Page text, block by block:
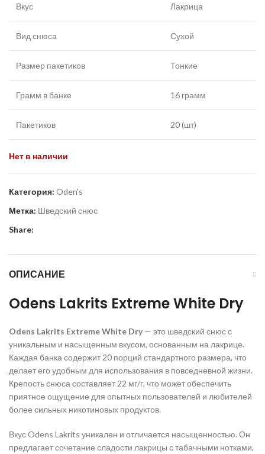
Вкус Лакрица
Вид снюса Сухой
Размер пакетиков Тонкие
Грамм в банке 16 грамм
Пакетиков 20 (шт)
Нет в наличии
Категория: Oden's
Метка: Шведский снюс
Share:
ОПИСАНИЕ
Odens Lakrits ExtremeWhite Dry
Odens Lakrits ExtremeWhite Dry — это шведский снюс с
уникальным и насыщенным вкусом, основанным на лакрице.
Каждая банка содержит 20 порций стандартного размера, что
делает его удобным для использования в повседневной жизни.
Крепость снюса составляет 22 мг/г, что может обеспечить
приятное ощущение для опытных пользователей и любителей
более сильных никотиновых продуктов.
Вкус Odens Lakrits уникален и отличается насыщенностью. Он
предлагает сочетание сладости лакрицы с табачными нотками,